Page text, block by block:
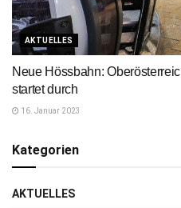
AKTUELLES
Neue Hössbahn:
startet durch
16. Januar 2023
Kategorien
AKTUELLES